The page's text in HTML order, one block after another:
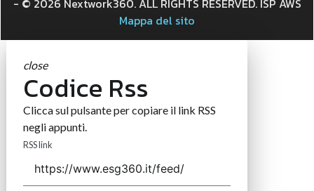
- © 2026 Nextwork360. ALL RIGHTS RESERVED. ISP AWS
Mappa del sito
close
Codice Rss
Clicca sul pulsante per copiare il link RSS
negli appunti.
RSS link